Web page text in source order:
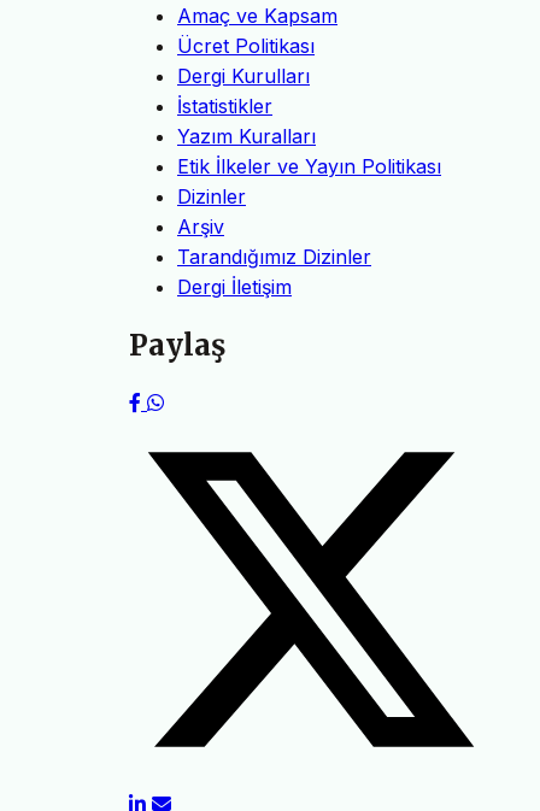
Amaç ve Kapsam
Ücret Politikası
Dergi Kurulları
İstatistikler
Yazım Kuralları
Etik İlkeler ve Yayın Politikası
Dizinler
Arşiv
Tarandığımız Dizinler
Dergi İletişim
Paylaş